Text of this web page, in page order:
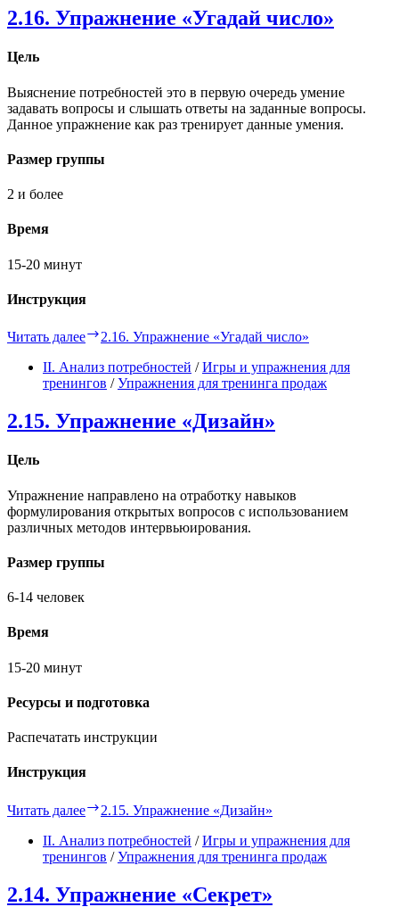
2.16. Упражнение «Угадай число»
Цель
Выяснение потребностей это в первую очередь умение
задавать вопросы и слышать ответы на заданные вопросы.
Данное упражнение как раз тренирует данные умения.
Размер группы
2 и более
Время
15-20 минут
Инструкция
Читать далее
2.16. Упражнение «Угадай число»
II. Анализ потребностей /Игры и упражнения для
тренингов /Упражнения для тренинга продаж
2.15. Упражнение «Дизайн»
Цель
Упражнение направлено на отработку навыков
формулирования открытых вопросов с использованием
различных методов интервьюирования.
Размер группы
6-14 человек
Время
15-20 минут
Ресурсы и подготовка
Распечатать инструкции
Инструкция
Читать далее
2.15. Упражнение «Дизайн»
II. Анализ потребностей /Игры и упражнения для
тренингов /Упражнения для тренинга продаж
2.14. Упражнение «Секрет»